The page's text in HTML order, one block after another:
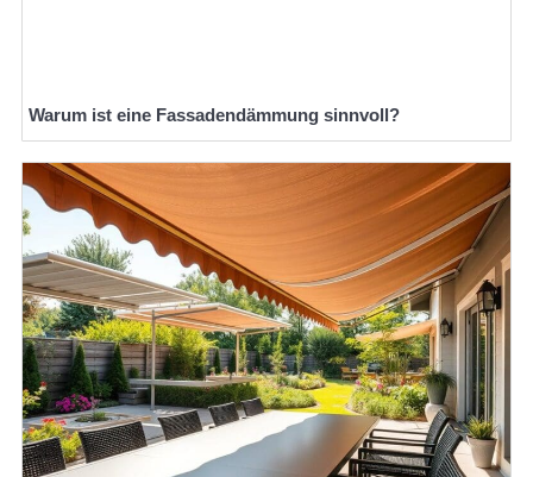
Warum ist eine Fassadendämmung sinnvoll?